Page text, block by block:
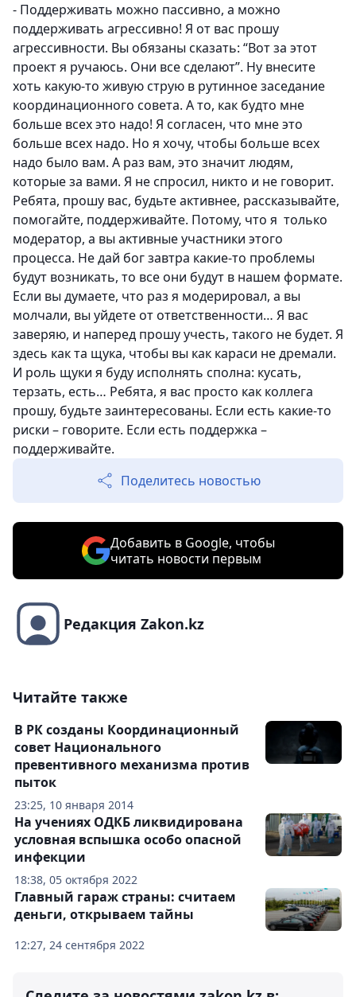
- Поддерживать можно пассивно, а можно
поддерживать агрессивно! Я от вас прошу
агрессивности. Вы обязаны сказать: “Вот за этот
проект я ручаюсь. Они все сделают”. Ну внесите
хоть какую-то живую струю в рутинное заседание
координационного совета. А то, как будто мне
больше всех это надо! Я согласен, что мне это
больше всех надо. Но я хочу, чтобы больше всех
надо было вам. А раз вам, это значит людям,
которые за вами. Я не спросил, никто и не говорит.
Ребята, прошу вас, будьте активнее, рассказывайте,
помогайте, поддерживайте. Потому, что я только
модератор, а вы активные участники этого
процесса. Не дай бог завтра какие-то проблемы
будут возникать, то все они будут в нашем формате.
Если вы думаете, что раз я модерировал, а вы
молчали, вы уйдете от ответственности… Я вас
заверяю, и наперед прошу учесть, такого не будет. Я
здесь как та щука, чтобы вы как караси не дремали.
И роль щуки я буду исполнять сполна: кусать,
терзать, есть… Ребята, я вас просто как коллега
прошу, будьте заинтересованы. Если есть какие-то
риски – говорите. Если есть поддержка –
поддерживайте.
Поделитесь новостью
Добавить в Google, чтобы
читать новости первым
Редакция Zakon.kz
Читайте также
23:25, 10 января 2014
В РК созданы Координационный
совет Национального
превентивного механизма против
пыток
18:38, 05 октября 2022
На учениях ОДКБ ликвидирована
условная вспышка особо опасной
инфекции
12:27, 24 сентября 2022
Главный гараж страны: считаем
деньги, открываем тайны